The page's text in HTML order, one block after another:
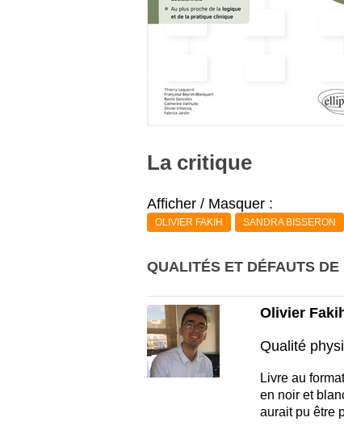
La critique
Afficher / Masquer :
OLIVIER FAKIH SANDRA BISSERON
QUALITÉS ET DÉFAUTS
Olivier
Qualité
Livre au
en noir et
aurait pu être